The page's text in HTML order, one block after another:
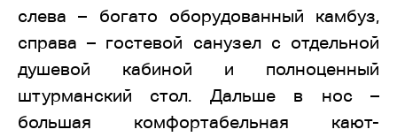
слева – богато оборудованный камбуз,
справа – гостевой санузел с отдельной
душевой кабиной и полноценный
штурманский стол. Дальше в нос –
большая комфортабельная кают-